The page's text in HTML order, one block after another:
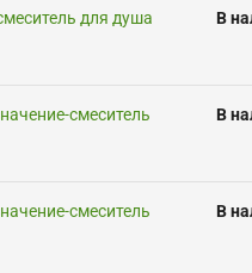
для душа
В
смеситель
В
смеситель
В